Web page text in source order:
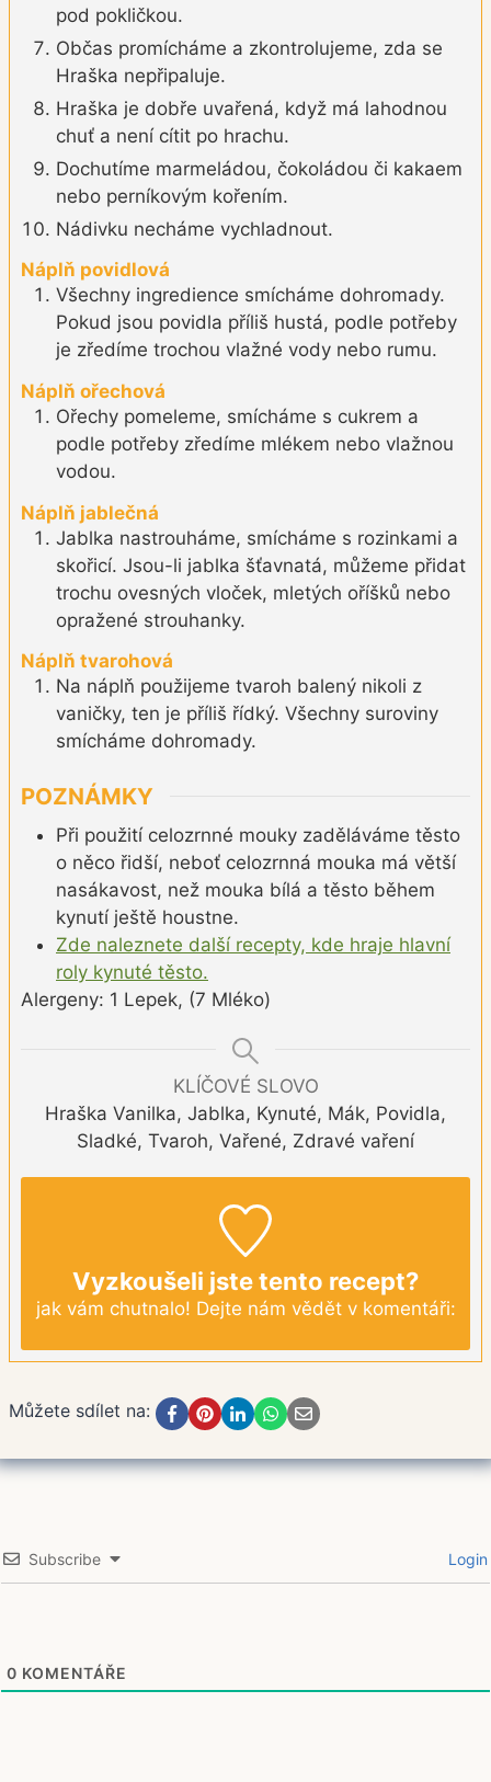
pod pokličkou.
Občas promícháme a zkontrolujeme, zda se
Hraška nepřipaluje.
Hraška je dobře uvařená, když má lahodnou
chuť a není cítit po hrachu.
Dochutíme marmeládou, čokoládou či kakaem
nebo perníkovým kořením.
Nádivku necháme vychladnout.
Náplň povidlová
Všechny ingredience smícháme dohromady.
Pokud jsou povidla příliš hustá, podle potřeby
je zředíme trochou vlažné vody nebo rumu.
Náplň ořechová
Ořechy pomeleme, smícháme s cukrem a
podle potřeby zředíme mlékem nebo vlažnou
vodou.
Náplň jablečná
Jablka nastrouháme, smícháme s rozinkami a
skořicí. Jsou-li jablka šťavnatá, můžeme přidat
trochu ovesných vloček, mletých oříšků nebo
opražené strouhanky.
Náplň tvarohová
Na náplň použijeme tvaroh balený nikoli z
vaničky, ten je příliš řídký. Všechny suroviny
smícháme dohromady.
POZNÁMKY
Při použití celozrnné mouky zaděláváme těsto
o něco řidší, neboť celozrnná mouka má větší
nasákavost, než mouka bílá a těsto během
kynutí ještě houstne.
Zde naleznete další recepty, kde hraje hlavní
roly kynuté těsto.
Alergeny: 1 Lepek, (7 Mléko)
KLÍČOVÉ SLOVO
Hraška Vanilka, Jablka, Kynuté, Mák, Povidla,
Sladké, Tvaroh, Vařené, Zdravé vaření
Vyzkoušeli jste tento recept?
jak vám chutnalo! Dejte nám vědět v komentáři:
Můžete sdílet na:
Subscribe Login
0 KOMENTÁŘE